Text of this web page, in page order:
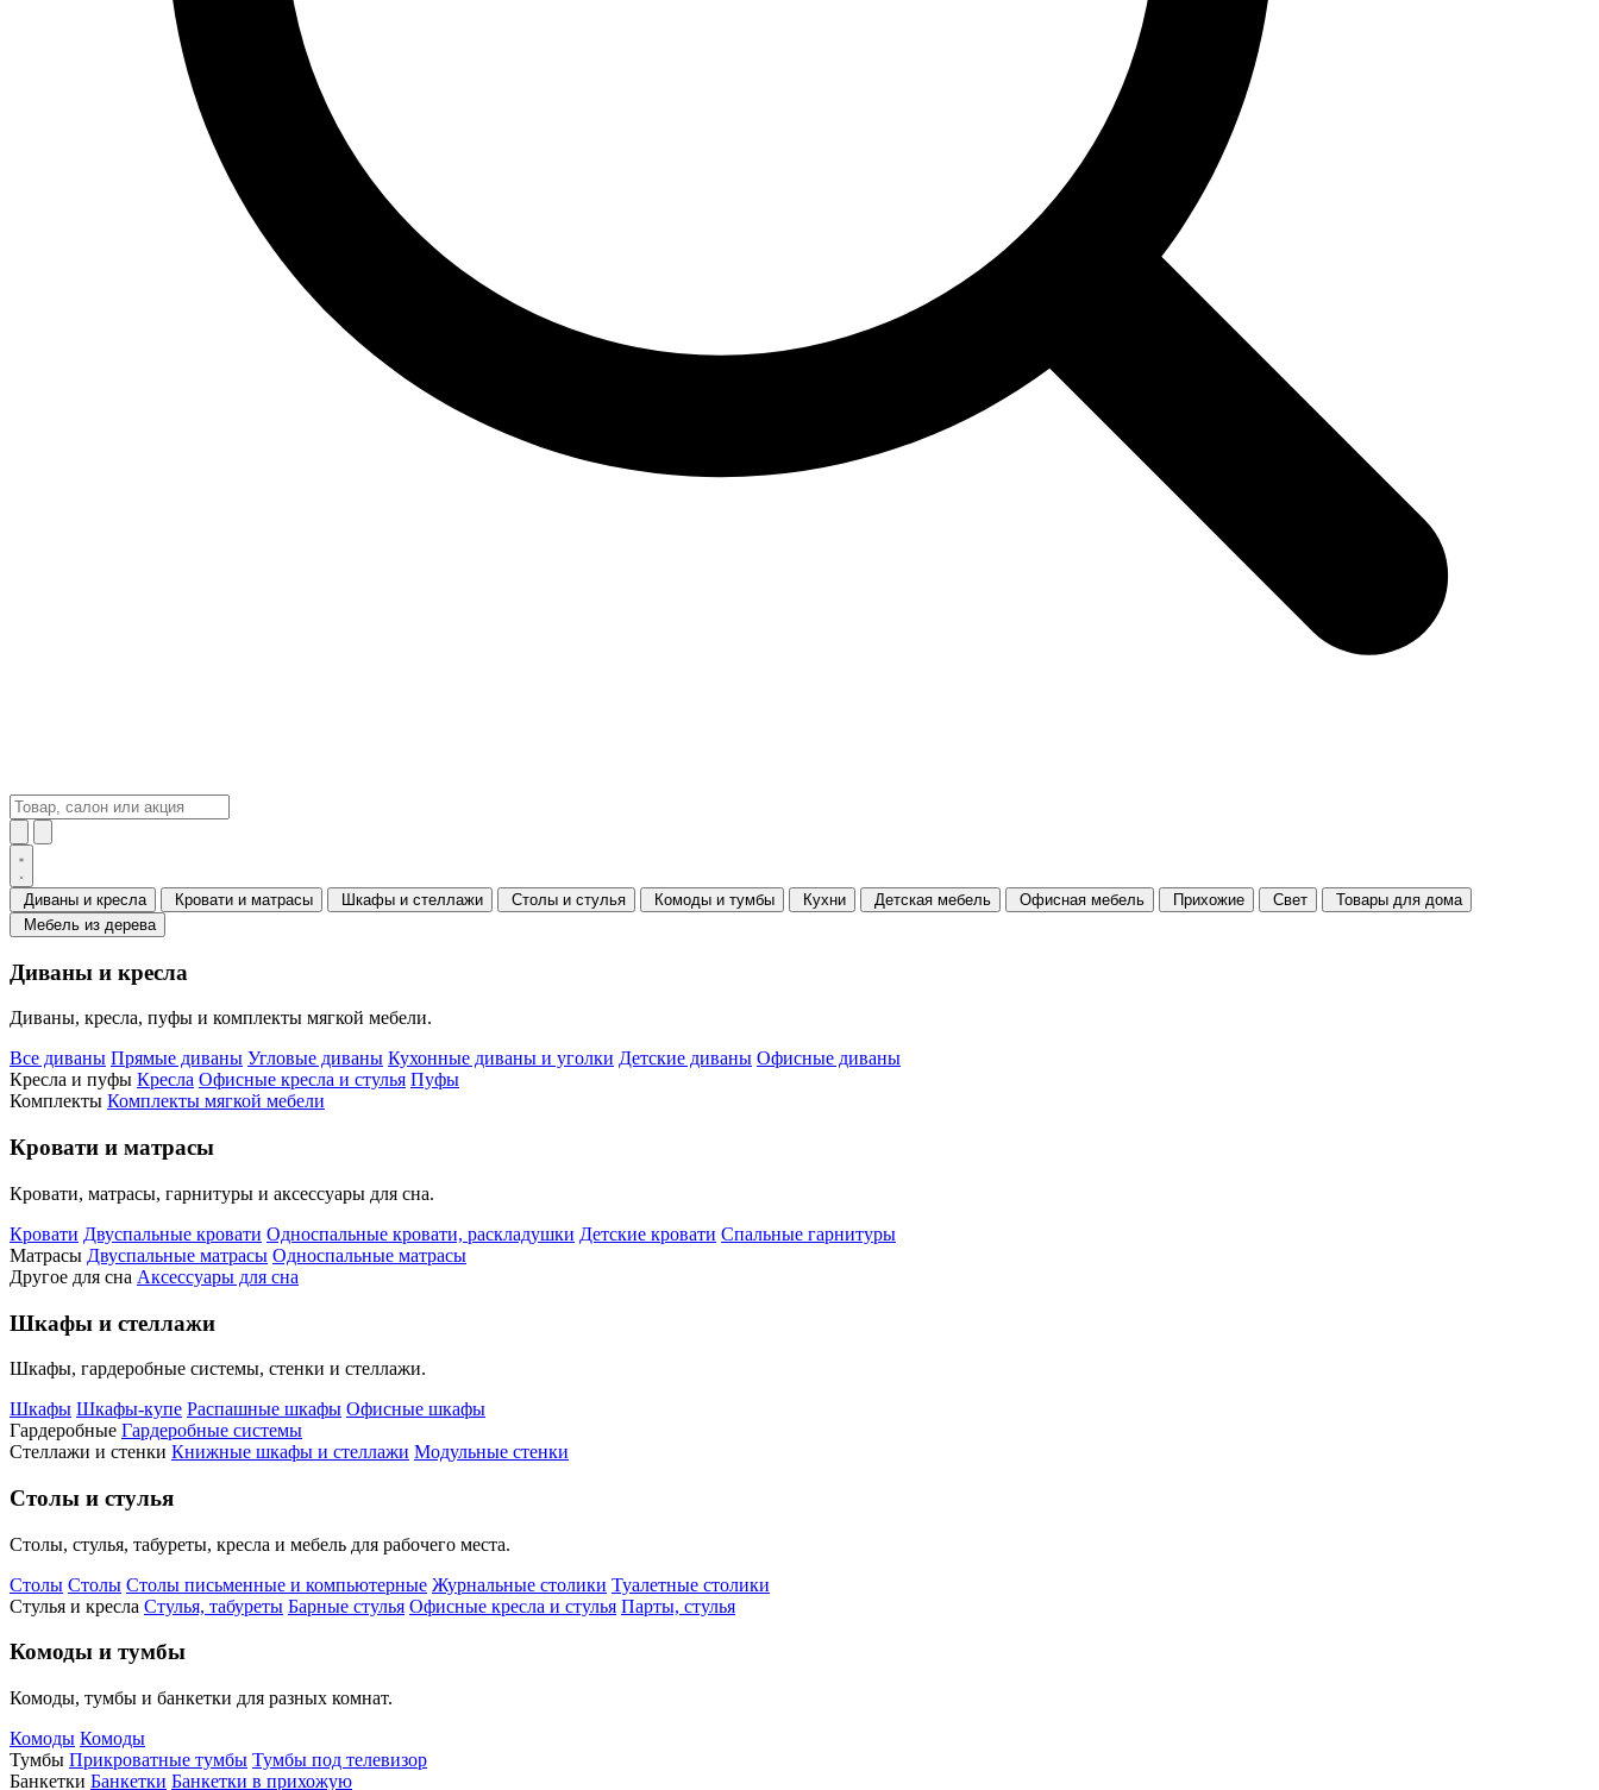
Диваны и кресла Кровати и матрасы Шкафы и стеллажи Столы и стулья Комоды и тумбы Кухни Детская мебель Офисная мебель Прихожие Свет
Товары для дома
Мебель из дерева
Диваны и кресла
Диваны, кресла, пуфы и комплекты мягкой мебели.
Все диваны Прямые диваны Угловые диваны Кухонные диваны и уголки Детские диваны Офисные диваны
Кресла и пуфы Кресла Офисные кресла и стулья Пуфы
Комплекты Комплекты мягкой мебели
Кровати и матрасы
Кровати, матрасы, гарнитуры и аксессуары для сна.
Кровати Двуспальные кровати Односпальные кровати, раскладушки Детские кровати Спальные гарнитуры
Матрасы Двуспальные матрасы Односпальные матрасы
Другое для сна Аксессуары для сна
Шкафы и стеллажи
Шкафы, гардеробные системы, стенки и стеллажи.
Шкафы Шкафы-купе Распашные шкафы Офисные шкафы
Гардеробные Гардеробные системы
Стеллажи и стенки Книжные шкафы и стеллажи Модульные стенки
Столы и стулья
Столы, стулья, табуреты, кресла и мебель для рабочего места.
Столы Столы Столы письменные и компьютерные Журнальные столики Туалетные столики
Стулья и кресла Стулья, табуреты Барные стулья Офисные кресла и стулья Парты, стулья
Комоды и тумбы
Комоды, тумбы и банкетки для разных комнат.
Комоды Комоды
Тумбы Прикроватные тумбы Тумбы под телевизор
Банкетки Банкетки Банкетки в прихожую